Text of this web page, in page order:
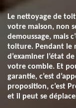
Le nettoyage de
votre maison, non
demoussage, mais
toiture. Pendant le
d’examiner l’état
votre comble. Et
garantie, c’est
proposition, c’est
et il peut se